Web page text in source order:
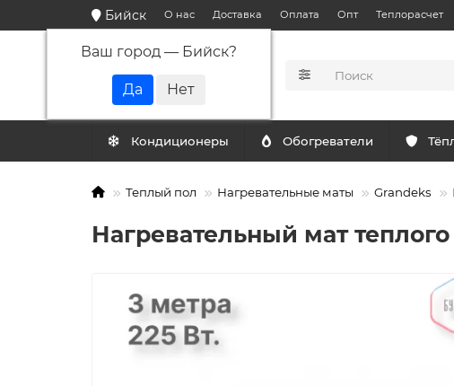
Бийск
Ваш город — Бийск?
О нас Доставка Оплата Опт Теплорасчет
Кондиционеры Обогреватели
Теплый пол Нагревательные маты Grandeks
Нагревательный мат